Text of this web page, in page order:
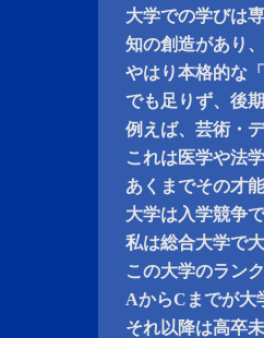
大学での学びは
知の創造があり
やはり本格的な
でも足りず、後
例えば、芸術・
これは医学や法
あくまでその才
大学は入学競争
私は総合大学で
この大学のラン
AからCまでが大
それ以降は高卒